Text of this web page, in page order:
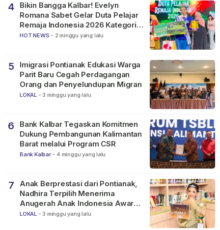
4
Bikin Bangga Kalbar! Evelyn
Romana Sabet Gelar Duta Pelajar
Remaja Indonesia 2026 Kategori
SMP
HOT NEWS - 2 minggu yang lalu
5
Imigrasi Pontianak Edukasi Warga
Parit Baru Cegah Perdagangan
Orang dan Penyelundupan Migran
LOKAL - 3 minggu yang lalu
6
Bank Kalbar Tegaskan Komitmen
Dukung Pembangunan Kalimantan
Barat melalui Program CSR
Bank Kalbar - 4 minggu yang lalu
7
Anak Berprestasi dari Pontianak,
Nadhira Terpilih Menerima
Anugerah Anak Indonesia Awards
2026
LOKAL - 3 minggu yang lalu